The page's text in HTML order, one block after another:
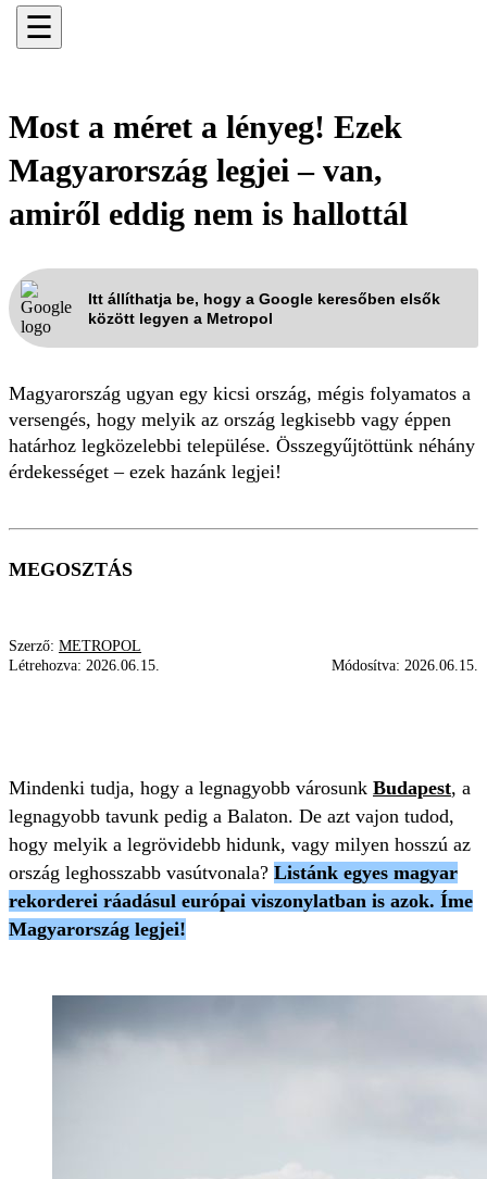
☰
Most a méret a lényeg! Ezek
Magyarország legjei – van,
amiről eddig nem is hallottál
Itt állíthatja be, hogy a Google keresőben elsők
között legyen a Metropol
Magyarország ugyan egy kicsi ország, mégis folyamatos a
versengés, hogy melyik az ország legkisebb vagy éppen
határhoz legközelebbi települése. Összegyűjtöttünk néhány
érdekességet – ezek hazánk legjei!
MEGOSZTÁS
Szerző: METROPOL
Létrehozva: 2026.06.15. Módosítva: 2026.06.15.
Mindenki tudja, hogy a legnagyobb városunk Budapest, a
legnagyobb tavunk pedig a Balaton. De azt vajon tudod,
hogy melyik a legrövidebb hidunk, vagy milyen hosszú az
ország leghosszabb vasútvonala? Listánk egyes magyar
rekorderei ráadásul európai viszonylatban is azok. Íme
Magyarország legjei!